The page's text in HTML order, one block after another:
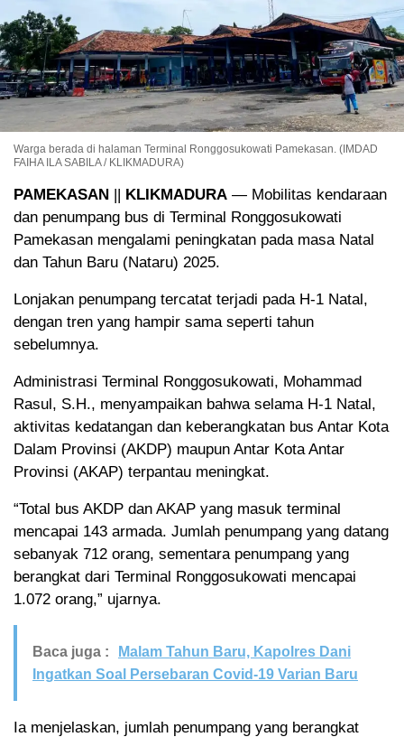
Warga berada di halaman Terminal Ronggosukowati Pamekasan. (IMDAD
FAIHA ILA SABILA / KLIKMADURA)
PAMEKASAN || KLIKMADURA — Mobilitas kendaraan
dan penumpang bus di Terminal Ronggosukowati
Pamekasan mengalami peningkatan pada masa Natal
dan Tahun Baru (Nataru) 2025.
Lonjakan penumpang tercatat terjadi pada H-1 Natal,
dengan tren yang hampir sama seperti tahun
sebelumnya.
Administrasi Terminal Ronggosukowati, Mohammad
Rasul, S.H., menyampaikan bahwa selama H-1 Natal,
aktivitas kedatangan dan keberangkatan bus Antar Kota
Dalam Provinsi (AKDP) maupun Antar Kota Antar
Provinsi (AKAP) terpantau meningkat.
“Total bus AKDP dan AKAP yang masuk terminal
mencapai 143 armada. Jumlah penumpang yang datang
sebanyak 712 orang, sementara penumpang yang
berangkat dari Terminal Ronggosukowati mencapai
1.072 orang,” ujarnya.
Baca juga :
Malam Tahun Baru, Kapolres Dani
Ingatkan Soal Persebaran Covid-19 Varian Baru
Ia menjelaskan, jumlah penumpang yang berangkat